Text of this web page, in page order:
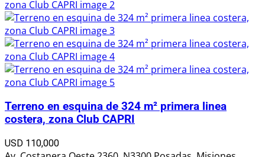
Terreno en esquina de 324 m² primera linea
costera, zona Club CAPRI
USD 110,000